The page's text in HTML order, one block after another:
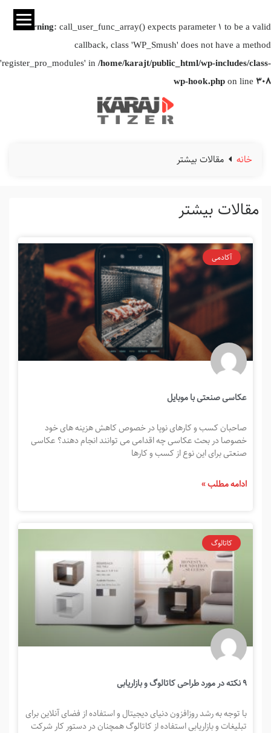
Warning: call_user_func_array() expects parameter 1 to be a valid
callback, class 'WP_Smush' does not have a method
'register_pro_modules' in/home/karajt/public_html/wp-includes/class-
wp-hook.phpon line 308
خانه مقالات بیشتر
مقالات بیشتر
آکادمی
عکاسی صنعتی با موبایل
صاحبان کسب و کارهای نوپا در خصوص کاهش هزینه های خود
خصوصا در بحث عکاسی چه اقدامی می توانند انجام دهند؟ عکاسی
صنعتی برای این نوع از کسب و کارها
ادامه مطلب »
کاتالوگ
۹ نکته در مورد طراحی کاتالوگ و بازاریابی
با توجه به رشد روزافزون دنیای دیجیتال و استفاده از فضای آنلاین برای
تبلیغات و بازاریابی استفاده از کاتالوگ همچنان در دستور کار شرکت